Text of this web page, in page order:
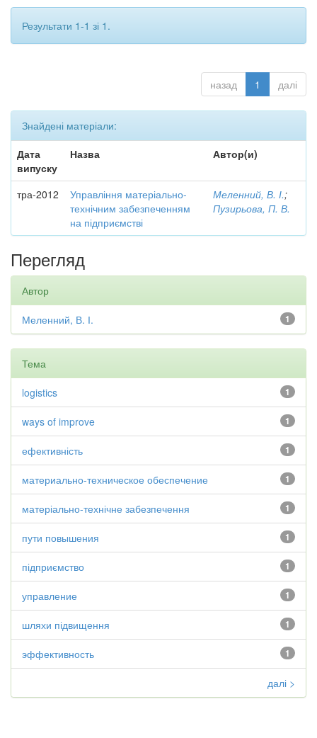
Результати 1-1 зі 1.
назад 1 далі
Знайдені матеріали:
Дата
випуску
Назва Автор(и)
тра-2012
Управління матеріально-
технічним забезпеченням
на підприємстві
Меленний, В. І.;
Пузирьова, П. В.
Перегляд
Автор
1
Меленний, В. І.
Тема
1
logistics
1
ways of improve
1
ефективність
1
материально-техническое обеспечение
1
матеріально-технічне забезпечення
1
пути повышения
1
підприємство
1
управление
1
шляхи підвищення
1
эффективность
далі >